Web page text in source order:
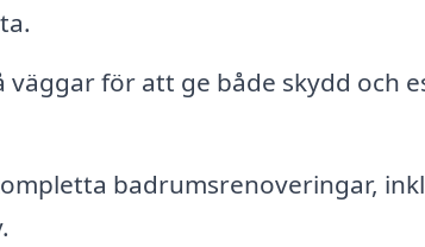
för att ge både skydd och
badrumsrenoveringar,